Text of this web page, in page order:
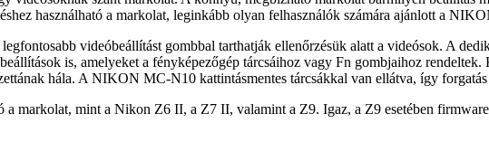
használható a markolat, leginkább olyan felhasználók számára ajánlott a
videóbeállítást gombbal tarthatják ellenőrzésük alatt a videósok. A
is, amelyeket a fényképezőgép tárcsáihoz vagy Fn gombjaihoz
hála. A NIKON MC-N10 kattintásmentes tárcsákkal van ellátva, így
a markolat, mint a Nikon Z6 II, a Z7 II, valamint a Z9. Igaz, a Z9 esetében